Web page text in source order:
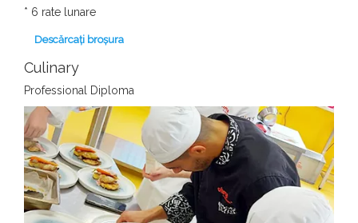
* 6 rate lunare
Descărcați broșura
Culinary
Professional Diploma